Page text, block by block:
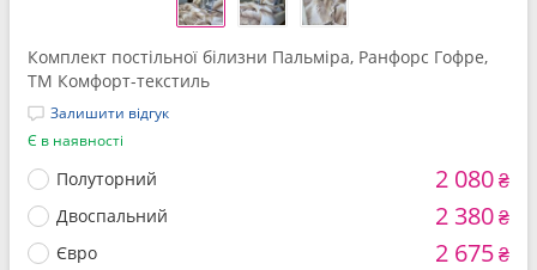
Комплект постільної білизни Пальміра, Ранфорс Гофре,
ТМ Комфорт-текстиль
Залишити відгук
Є в наявності
Полуторний 2 080₴
Двоспальний 2 380₴
Євро 2 675₴